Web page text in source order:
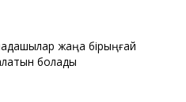
жаңа бірыңғай
болады